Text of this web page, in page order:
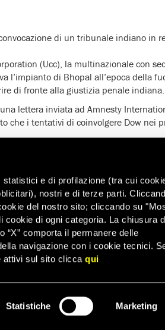
e di profilazione (tra cui
nostri e di terze parti.
del nostro sito; cliccando su
cookie di ogni categoria. La chiusura
“X” comporta il permanere delle
navigazione con i cookie tecnici.
attivi sul sito cliccaqui
Statistiche Marketing
di un tribunale indiano in
(Ucc), la multinazionale con
l’impianto di Bhopal all’epoca della
di fronte alla giustizia penale indiana.
lettera inviata ad Amnesty
che i tentativi di coinvolgere Dow nei
l’Ucc risponda alle accuse. La
e Stati Uniti d’America di
di Bhopal. La fuoriuscita di gas
morti.
con malattie croniche e debilitanti.